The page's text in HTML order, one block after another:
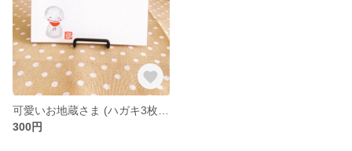
300円